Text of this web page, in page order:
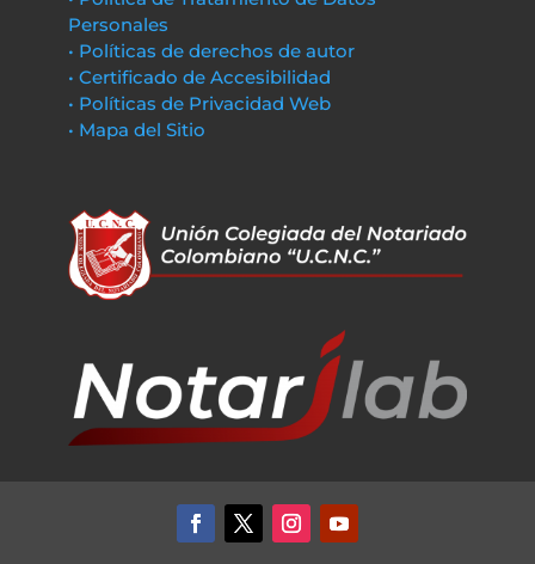
Personales
• Políticas de derechos de autor
• Certificado de Accesibilidad
• Políticas de Privacidad Web
• Mapa del Sitio